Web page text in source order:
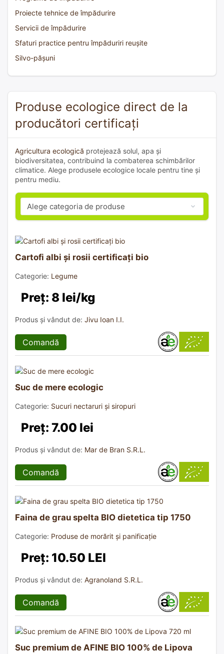
Proiecte tehnice de împădurire
Servicii de împădurire
Sfaturi practice pentru împăduriri reușite
Silvo-pășuni
Produse ecologice direct de la
producători certificați
Agricultura ecologică protejează solul, apa și
biodiversitatea, contribuind la combaterea schimbărilor
climatice. Alege produsele ecologice locale pentru tine și
pentru mediu.
Cartofi albi și rosii certificați bio
Categorie: Legume
Preț: 8 lei/kg
Produs și vândut de: Jivu Ioan I.I.
Comandă
Suc de mere ecologic
Categorie: Sucuri nectaruri și siropuri
Preț: 7.00 lei
Produs și vândut de: Mar de Bran S.R.L.
Comandă
Faina de grau spelta BIO dietetica tip 1750
Categorie: Produse de morărit și panificație
Preț: 10.50 LEI
Produs și vândut de: Agranoland S.R.L.
Comandă
Suc premium de AFINE BIO 100% de Lipova